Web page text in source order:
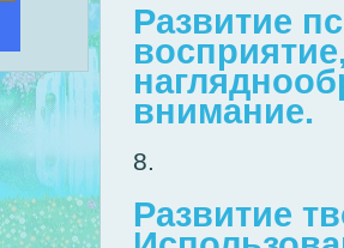
Развитие
внимание.
Развитие